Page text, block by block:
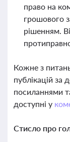
право на
грошового
рішенням.
Кожне з
публікацій
посиланнями
доступні у
Стисло про